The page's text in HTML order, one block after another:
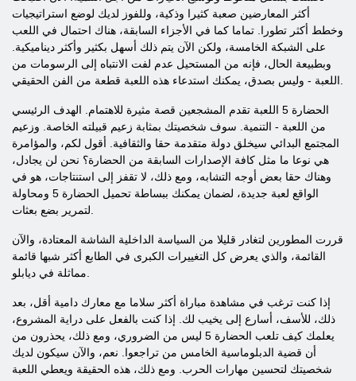
أكثر المعارضين صعبة كثيرا وذكية، وللفوز لديك لوضع استراتيجيات
وخطط أكثر تطورا. تماما كما في الأجزاء السابقة، هناك احتمال في اللعب
على الشبكة الخامسة، ولكن الآن يتم ذلك أسهل بكثير وأكثر ديناميكية.
وبطبيعة الحال، فإنه من المستحيل عدم لفت الانتباه إلى الرسومات من
الحضارة 5 اللعبة تقدم المشجعين قصة مثيرة للاهتمام. الهدف الرئيسي
من اللعبة - التنمية. سوف شخصيتك بمثابة زعيم قبيلته الخاصة. وزعيم
المجتمع البدائي سيخلق دولة متقدمة حقا والثقافية. أقول لكم، والمؤامرة
هي نوعا ما مثل كافة الإصدارات السابقة من الحضارة؟ نحن لن يجادل،
وهناك حقا بعض أوجه التشابه، ومع ذلك، لا تقفز إلى استنتاجات، هو في
الواقع لعبة جديدة، لضمان يمكنك ببساطة تحميل الحضارة 5 ومحاولة
قررت المطورين لتغادر قليلا من السياسة الداخلية الشاشة المعتادة، والآن
القائمة، والذي يعرض كل التغييرات الكبرى في الطابع أكثر شبها قائمة
إذا كنت ترغب في مشاهدة مباراة أكثر سلاما مع معارك دامية أقل، بعد
ذلك، للأسف، أسارع إلى يخيب لك. إذا كنت بالفعل على دراية المشروع،
يعلمك كيف تلعب الحضارة 5 ليس من الضروري، ومع ذلك، يحذرون من
أن قضية الدبلوماسية الخامس من تراجعوا. نعم، والآن سيكون لديك
شخصيتك لتحسين مهارات الحرب. ومع ذلك، هذه الحقيقة ويعطي اللعبة